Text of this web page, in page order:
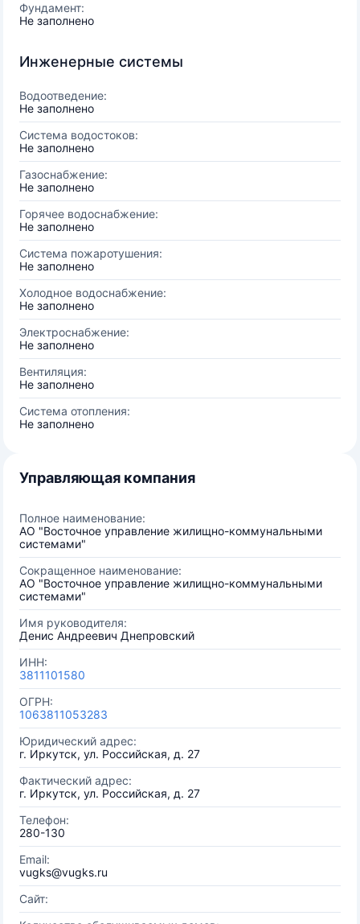
Фундамент:
Не заполнено
Инженерные системы
Водоотведение:
Не заполнено
Система водостоков:
Не заполнено
Газоснабжение:
Не заполнено
Горячее водоснабжение:
Не заполнено
Система пожаротушения:
Не заполнено
Холодное водоснабжение:
Не заполнено
Электроснабжение:
Не заполнено
Вентиляция:
Не заполнено
Система отопления:
Не заполнено
Управляющая компания
Полное наименование:
АО "Восточное управление жилищно-коммунальными
системами"
Сокращенное наименование:
АО "Восточное управление жилищно-коммунальными
системами"
Имя руководителя:
Денис Андреевич Днепровский
ИНН:
3811101580
ОГРН:
1063811053283
Юридический адрес:
г. Иркутск, ул. Российская, д. 27
Фактический адрес:
г. Иркутск, ул. Российская, д. 27
Телефон:
280-130
Email:
vugks@vugks.ru
Сайт: